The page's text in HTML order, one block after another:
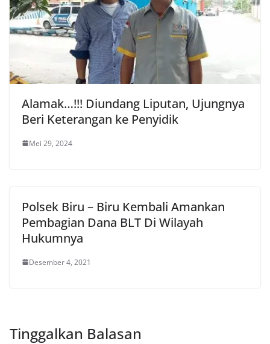
Alamak…!!! Diundang Liputan, Ujungnya
Beri Keterangan ke Penyidik
Mei 29, 2024
Polsek Biru – Biru Kembali Amankan
Pembagian Dana BLT Di Wilayah
Hukumnya
Desember 4, 2021
Tinggalkan Balasan